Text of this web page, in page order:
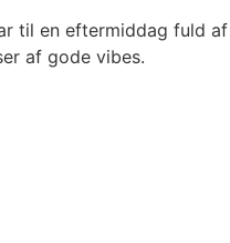
til en eftermiddag fuld af
af gode vibes.